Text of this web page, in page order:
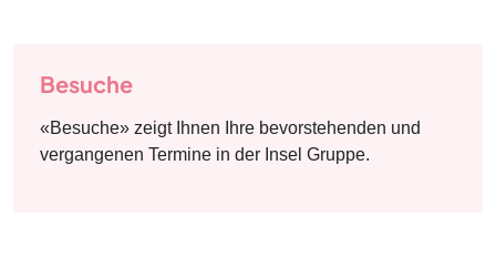
Besuche
«Besuche» zeigt Ihnen Ihre bevorstehenden und
vergangenen Termine in der Insel Gruppe.